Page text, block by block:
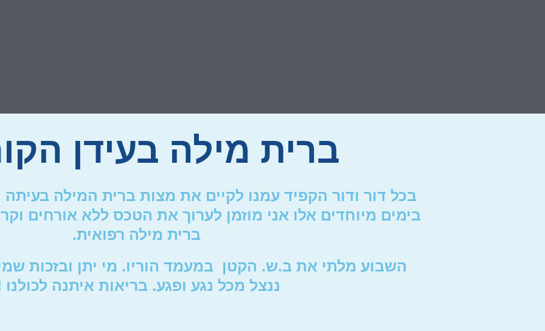
ברית מילה ברמה של 5 כוכבים
מענה 24 שעות
ברית מילה בעידן
בכל דור ודור הקפיד עמנו לקיים את מצות ברית המילה
בימים מיוחדים אלו אני מוזמן לערוך את הטכס ללא אורחים
ברית מילה רפואית.
השבוע מלתי את ב.ש. הקטן במעמד הוריו. מי יתן ובזכות
ננצל מכל נגע ופגע. בריאות איתנה לכולנו